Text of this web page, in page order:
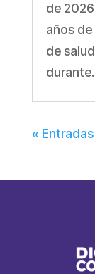
de
años
de
«